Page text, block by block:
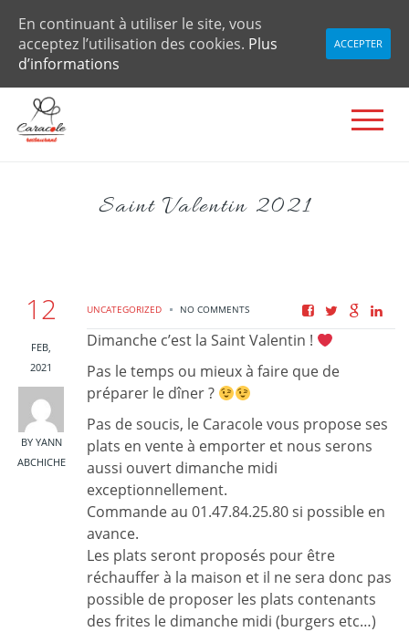
Saint Valentin 2021
12
FEB,
2021
BY YANN
ABCHICHE
UNCATEGORIZED NO COMMENTS
Dimanche c’est la Saint Valentin !
Pas le temps ou mieux à faire que de
préparer le dîner ?
Pas de soucis, le Caracole vous propose ses
plats en vente à emporter et nous serons
aussi ouvert dimanche midi
exceptionnellement.
Commande au 01.47.84.25.80 si possible en
avance.
Les plats seront proposés pour être
réchauffer à la maison et il ne sera donc pas
possible de proposer les plats contenants
des frites le dimanche midi (burgers etc…)
En continuant à utiliser le site, vous
acceptez l’utilisation des cookies. Plus
d’informations
ACCEPTER